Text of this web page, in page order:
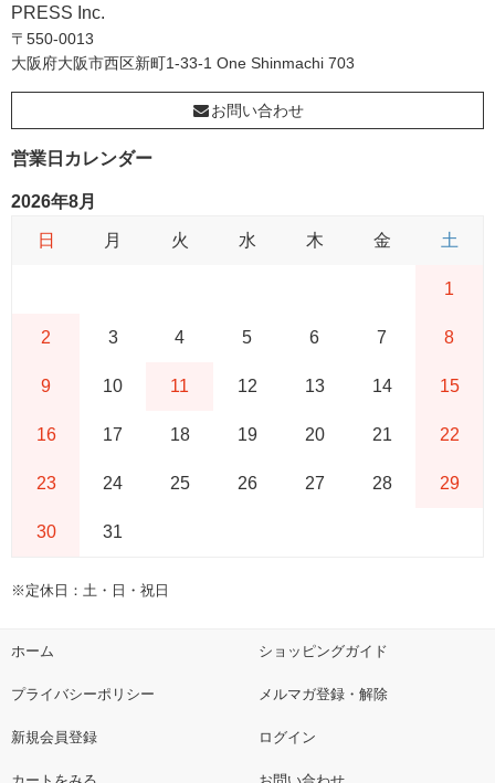
PRESS Inc.
〒550-0013
大阪府大阪市西区新町1-33-1 One Shinmachi 703
お問い合わせ
営業日カレンダー
2026年8月
日 月 火 水 木 金 土
1
2 3 4 5 6 7 8
9 10 11 12 13 14 15
16 17 18 19 20 21 22
23 24 25 26 27 28 29
30 31
※定休日：土・日・祝日
ホーム ショッピングガイド
プライバシーポリシー メルマガ登録・解除
新規会員登録 ログイン